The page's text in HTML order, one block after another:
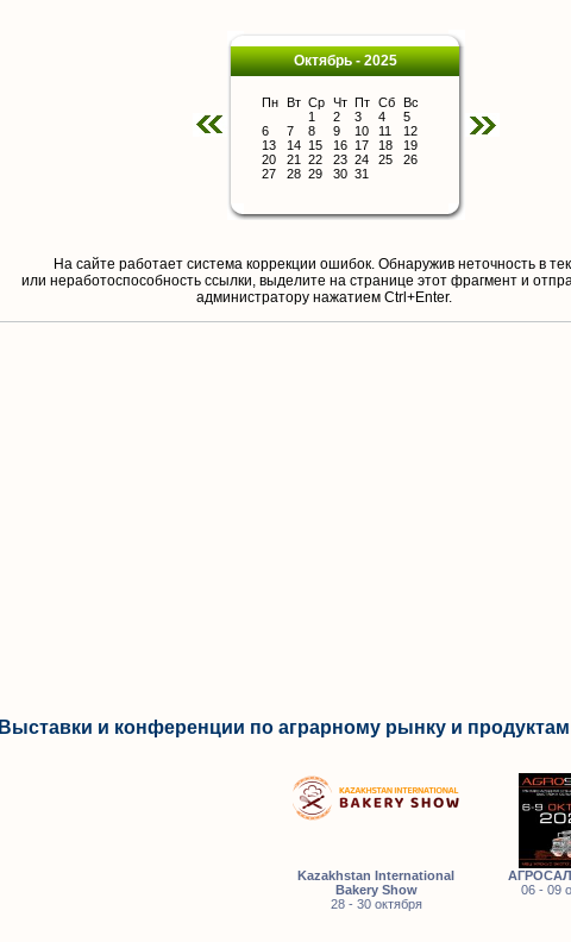
Октябрь - 2025
Пн Вт Ср Чт Пт Сб Вс
1
2 3 4
5
6
7 8 9 10 11
12
13
14 15 16 17 18
19
20
21 22 23 24 25
26
27
28 29 30 31
На сайте работает система коррекции ошибок. Обнаружив неточность в
или неработоспособность ссылки, выделите на странице этот фрагмент и
aдминистратору нажатием Ctrl+Enter.
Выставки и конференции по аграрному рынку и
Kazakhstan International
Bakery Show
28 - 30 октября
06 - 09